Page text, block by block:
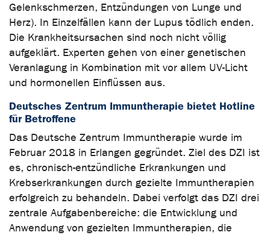
Gelenkschmerzen, Entzündungen von Lunge und
Herz). In Einzelfällen kann der Lupus tödlich enden.
Die Krankheitsursachen sind noch nicht völlig
aufgeklärt. Experten gehen von einer genetischen
Veranlagung in Kombination mit vor allem UV-Licht
und hormonellen Einflüssen aus.
Deutsches Zentrum Immuntherapie bietet Hotline
für Betroffene
Das Deutsche Zentrum Immuntherapie wurde im
Februar 2018 in Erlangen gegründet. Ziel des DZI ist
es, chronisch-entzündliche Erkrankungen und
Krebserkrankungen durch gezielte Immuntherapien
erfolgreich zu behandeln. Dabei verfolgt das DZI drei
zentrale Aufgabenbereiche: die Entwicklung und
Anwendung von gezielten Immuntherapien, die